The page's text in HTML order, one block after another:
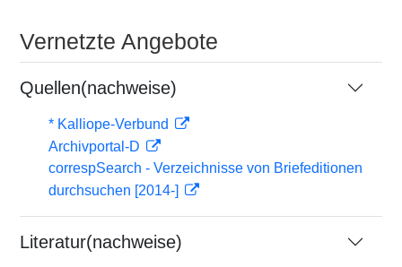
Vernetzte Angebote
Quellen(nachweise)
* Kalliope-Verbund
Archivportal-D
correspSearch - Verzeichnisse von Briefeditionen
durchsuchen [2014-]
Literatur(nachweise)